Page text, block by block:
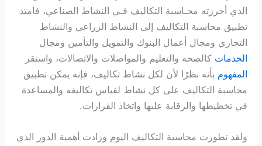
الذي أحرزته محـاسبة التكاليف فـي النشاط الصناعي، فامتد
تطبيق محاسبة التكاليف إلى النشاط الزراعي والنشاط
التجاري ومجال أعمال البنوك والتمويل والتأمين ومجال
الخدمات كالصحة والتعليم والمواصلات والاتصالات، واستقر
المفهوم بأنه نظرًا لأن لكل نشاط تكاليف، فإنه يمكن تطبيق
محاسبة التكاليف على كل نشاط لقياس تكاليفه والمساعدة
في تخطيطها والرقابة عليها واتخاذ القرارات.
ولقد تطورت محاسبة التكاليف اليوم وزادت أهمية الدور الذي